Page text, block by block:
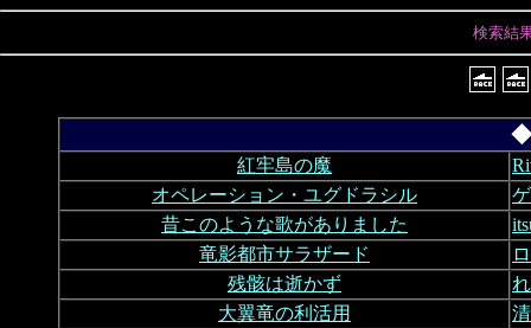
検索結
◆
紅牢島の魔
オペレーション・ユグドラシル
昔このような歌がありました
竜影都市サラザード
残骸は逝かず
大翼竜の利活用